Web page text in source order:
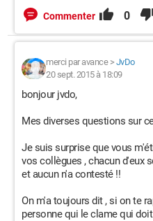
Commenter 0
merci par avance> JvDo
20 sept. 2015 à 18:09
bonjour jvdo,
Mes diverses questions sur
Je suis surprise que vous
vos collègues , chacun d'eux
et aucun n'a contesté !!
On m'a toujours dit , si on te
personne qui le clame qui